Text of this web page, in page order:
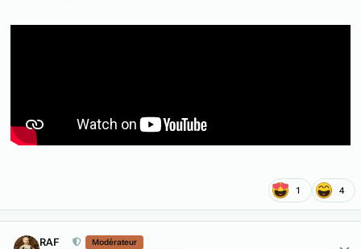
1 4
RAF Modérateur